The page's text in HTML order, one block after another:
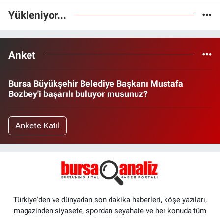
Yükleniyor...
Anket
Bursa Büyükşehir Belediye Başkanı Mustafa
Bozbey'i başarılı buluyor musunuz?
Ankete Katıl
Türkiye'den ve dünyadan son dakika haberleri, köşe yazıları,
magazinden siyasete, spordan seyahate ve her konuda tüm